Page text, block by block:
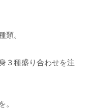
類。
３種盛り合わせを注
。